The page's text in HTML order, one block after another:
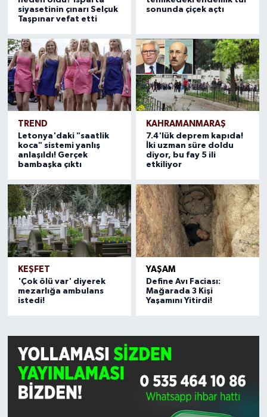
siyasetinin çınarı Selçuk
Taşpınar vefat etti
sonunda çiçek açtı
TREND
Letonya'daki "saatlik
koca" sistemi yanlış
anlaşıldı! Gerçek
bambaşka çıktı
KAHRAMANMARAŞ
7.4'lük deprem kapıda!
İki uzman süre doldu
diyor, bu fay 5 ili
etkiliyor
KEŞFET
'Çok ölü var' diyerek
mezarlığa ambulans
istedi!
YAŞAM
Define Avı Faciası:
Mağarada 3 Kişi
Yaşamını Yitirdi!